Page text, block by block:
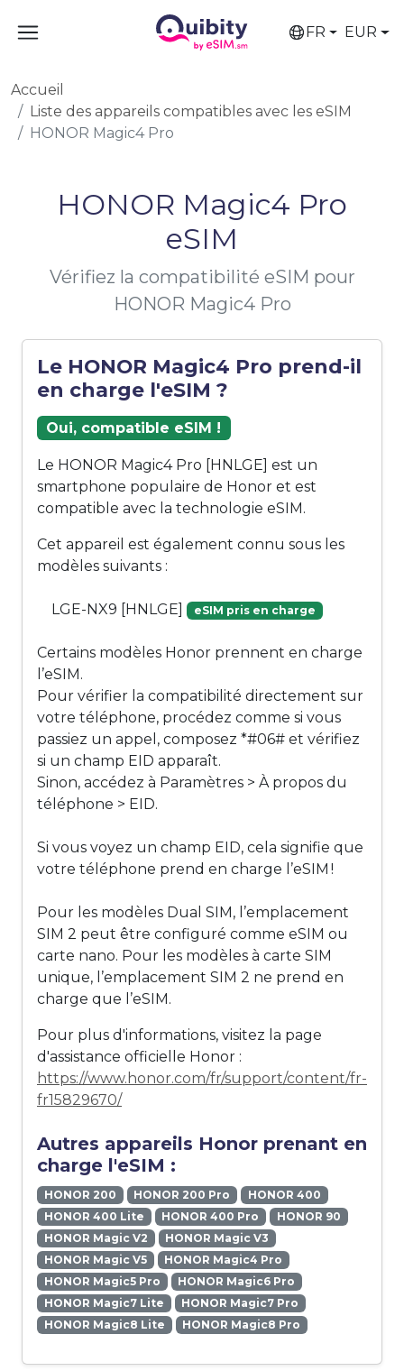
FR EUR
Accueil
Liste des appareils compatibles avec les eSIM
HONOR Magic4 Pro
HONOR Magic4 Pro
eSIM
Vérifiez la compatibilité eSIM pour
HONOR Magic4 Pro
Le HONOR Magic4 Pro prend-il
en charge l'eSIM ?
Oui, compatible eSIM !
Le HONOR Magic4 Pro [HNLGE] est un
smartphone populaire de Honor et est
compatible avec la technologie eSIM.
Cet appareil est également connu sous les
modèles suivants :
LGE-NX9 [HNLGE] eSIM pris en charge
Certains modèles Honor prennent en charge
l’eSIM.
Pour vérifier la compatibilité directement sur
votre téléphone, procédez comme si vous
passiez un appel, composez *#06# et vérifiez
si un champ EID apparaît.
Sinon, accédez à Paramètres > À propos du
téléphone > EID.
Si vous voyez un champ EID, cela signifie que
votre téléphone prend en charge l’eSIM !
Pour les modèles Dual SIM, l’emplacement
SIM 2 peut être configuré comme eSIM ou
carte nano. Pour les modèles à carte SIM
unique, l’emplacement SIM 2 ne prend en
charge que l’eSIM.
Pour plus d'informations, visitez la page
d'assistance officielle Honor :
https://www.honor.com/fr/support/content/fr-
fr15829670/
Autres appareils Honor prenant en
charge l'eSIM :
HONOR 200 HONOR 200 Pro
HONOR 400
HONOR 400 Lite
HONOR 400 Pro
HONOR 90
HONOR Magic V2
HONOR Magic V3
HONOR Magic V5
HONOR Magic4 Pro
HONOR Magic5 Pro
HONOR Magic6 Pro
HONOR Magic7 Lite
HONOR Magic7 Pro
HONOR Magic8 Lite
HONOR Magic8 Pro